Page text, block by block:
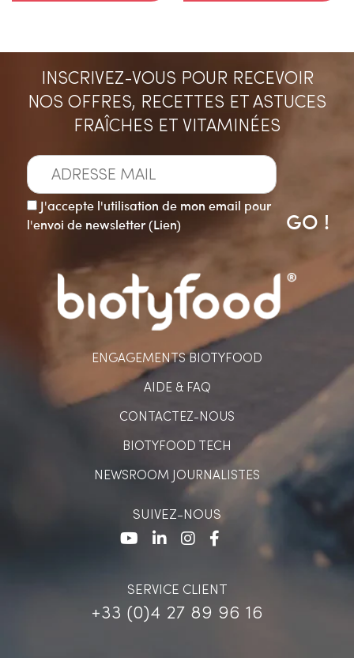
INSCRIVEZ-VOUS POUR RECEVOIR
NOS OFFRES, RECETTES ET ASTUCES
FRAÎCHES ET VITAMINÉES
J'accepte l'utilisation de mon email pour
l'envoi de newsletter (Lien)
ENGAGEMENTS BIOTYFOOD
AIDE & FAQ
CONTACTEZ-NOUS
BIOTYFOOD TECH
NEWSROOM JOURNALISTES
SUIVEZ-NOUS
SERVICE CLIENT
+33 (0)4 27 89 96 16